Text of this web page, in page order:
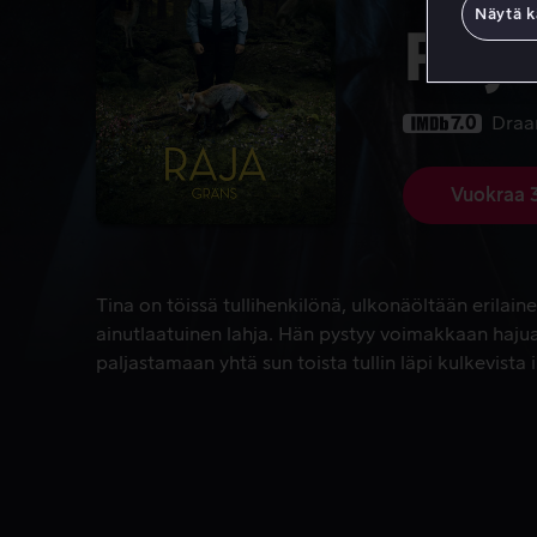
7.0
Vuokraa
Tina on töissä tullihenkilönä, ulkonäöltään
Tina on töissä tullihenkilönä, ulkonäöltään
ainutlaatuinen lahja. Hän pystyy voimakkaan
paljastamaan yhtä sun toista tullin läpi kulkevista
Näytä